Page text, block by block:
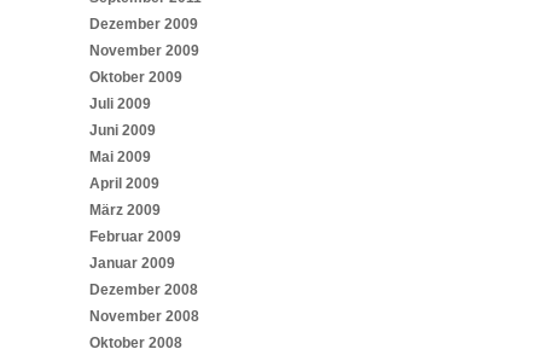
Dezember 2009
November 2009
Oktober 2009
Juli 2009
Juni 2009
Mai 2009
April 2009
März 2009
Februar 2009
Januar 2009
Dezember 2008
November 2008
Oktober 2008